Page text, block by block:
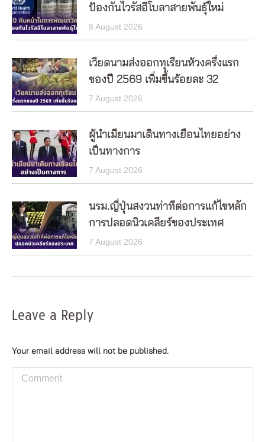
ป้องกันไวรัสอีโบลาสายพันธุ์ใหม่
8 August 2026
เวียดนามส่งออกทุเรียนห้วงครึ่งแรก
ของปี 2569 เพิ่มขึ้นร้อยละ 32
7 August 2026
ผู้นำเมียนมาเดินทางเยือนไทยอย่าง
เป็นทางการ
7 August 2026
นรม.ญี่ปุ่นสงวนท่าทีต่อการแก้ไขหลัก
การปลอดนิวเคลียร์ของประเทศ
7 August 2026
Leave a Reply
Your email address will not be published.
Comment